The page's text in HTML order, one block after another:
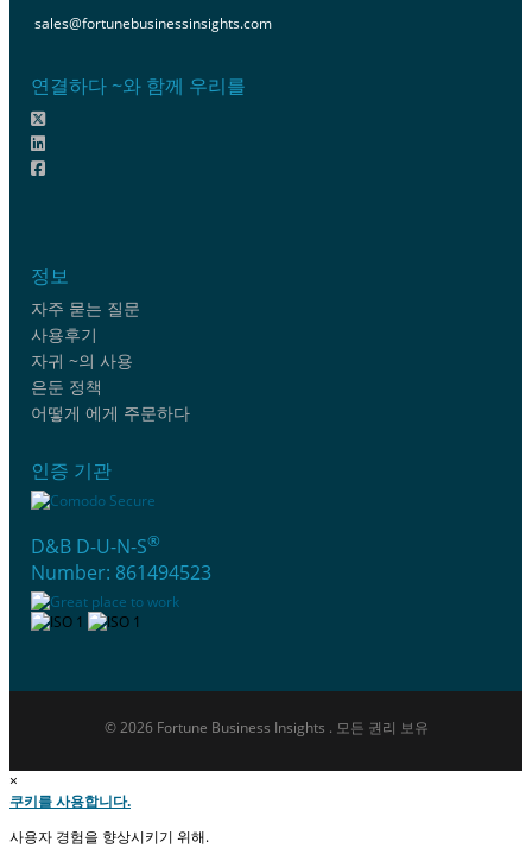
sales@fortunebusinessinsights.com
연결하다 ~와 함께 우리를
정보
자주 묻는 질문
사용후기
자귀 ~의 사용
은둔 정책
어떻게 에게 주문하다
인증 기관
D&B D-U-N-S®
Number: 861494523
© 2026 Fortune Business Insights . 모든 권리 보유
×
쿠키를 사용합니다.
사용자 경험을 향상시키기 위해.